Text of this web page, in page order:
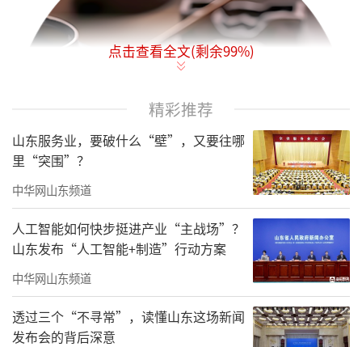
点击查看全文(剩余99%)
精彩推荐
山东服务业，要破什么“壁”，又要往哪
里“突围”？
中华网山东频道
人工智能如何快步挺进产业“主战场”？
山东发布“人工智能+制造”行动方案
中华网山东频道
透过三个“不寻常”，读懂山东这场新闻
发布会的背后深意